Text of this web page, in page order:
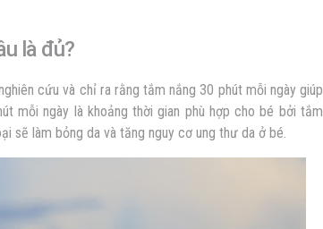
là đủ?
cứu và chỉ ra rằng tắm nắng 30 phút mỗi ngày giúp
mỗi ngày là khoảng thời gian phù hợp cho bé bởi tắm
sẽ làm bỏng da và tăng nguy cơ ung thư da ở bé.